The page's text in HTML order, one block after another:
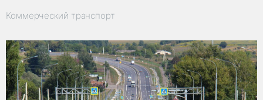
Коммерческий транспорт